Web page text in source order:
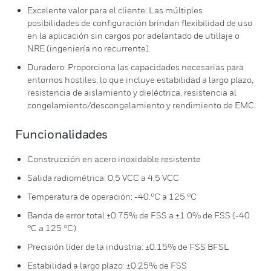
Excelente valor para el cliente: Las múltiples
posibilidades de configuración brindan flexibilidad de uso
en la aplicación sin cargos por adelantado de utillaje o
NRE (ingeniería no recurrente).
Duradero: Proporciona las capacidades necesarias para
entornos hostiles, lo que incluye estabilidad a largo plazo,
resistencia de aislamiento y dieléctrica, resistencia al
congelamiento/descongelamiento y rendimiento de EMC.
Funcionalidades
Construcción en acero inoxidable resistente
Salida radiométrica: 0,5 VCC a 4,5 VCC
Temperatura de operación: -40.°C a 125.°C
Banda de error total ±0.75% de FSS a ±1.0% de FSS (-40
°C a 125 °C)
Precisión líder de la industria: ±0.15% de FSS BFSL
Estabilidad a largo plazo: ±0.25% de FSS